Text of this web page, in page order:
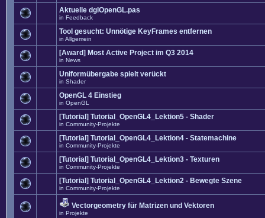
Aktuelle dglOpenGL.pas
in Feedback
Tool gesucht: Unnötige KeyFrames entfernen
in Allgemein
[Award] Most Active Project im Q3 2014
in News
Uniformübergabe spielt verückt
in Shader
OpenGL 4 Einstieg
in OpenGL
[Tutorial] Tutorial_OpenGL4_Lektion5 - Shader
in Community-Projekte
[Tutorial] Tutorial_OpenGL4_Lektion4 - Statemachine
in Community-Projekte
[Tutorial] Tutorial_OpenGL4_Lektion3 - Texturen
in Community-Projekte
[Tutorial] Tutorial_OpenGL4_Lektion2 - Bewegte Szene
in Community-Projekte
Vectorgeometry für Matrizen und Vektoren
in Projekte